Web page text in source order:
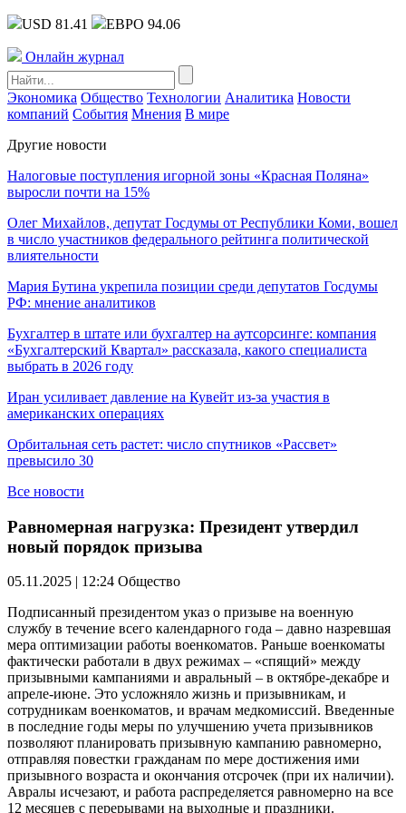
USD 81.41 ЕВРО 94.06
Онлайн журнал
Экономика Общество Технологии Аналитика Новости
компаний События Мнения В мире
Другие новости
Налоговые поступления игорной зоны «Красная Поляна»
выросли почти на 15%
Олег Михайлов, депутат Госдумы от Республики Коми, вошел
в число участников федерального рейтинга политической
влиятельности
Мария Бутина укрепила позиции среди депутатов Госдумы
РФ: мнение аналитиков
Бухгалтер в штате или бухгалтер на аутсорсинге: компания
«Бухгалтерский Квартал» рассказала, какого специалиста
выбрать в 2026 году
Иран усиливает давление на Кувейт из-за участия в
американских операциях
Орбитальная сеть растет: число спутников «Рассвет»
превысило 30
Все новости
Равномерная нагрузка: Президент утвердил
новый порядок призыва
05.11.2025 | 12:24 Общество
Подписанный президентом указ о призыве на военную
службу в течение всего календарного года – давно назревшая
мера оптимизации работы военкоматов. Раньше военкоматы
фактически работали в двух режимах – «спящий» между
призывными кампаниями и авральный – в октябре-декабре и
апреле-июне. Это усложняло жизнь и призывникам, и
сотрудникам военкоматов, и врачам медкомиссий. Введенные
в последние годы меры по улучшению учета призывников
позволяют планировать призывную кампанию равномерно,
отправляя повестки гражданам по мере достижения ими
призывного возраста и окончания отсрочек (при их наличии).
Авралы исчезают, и работа распределяется равномерно на все
12 месяцев с перерывами на выходные и праздники.